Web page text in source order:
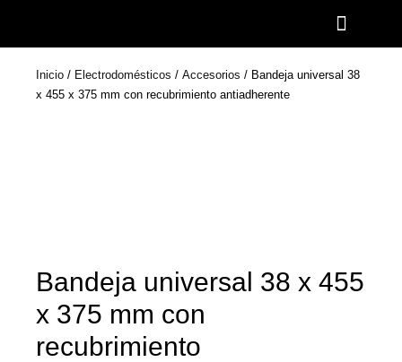
contenido
Inicio / Electrodomésticos / Accesorios / Bandeja universal 38
x 455 x 375 mm con recubrimiento antiadherente
Bandeja universal 38 x 455
x 375 mm con
recubrimiento